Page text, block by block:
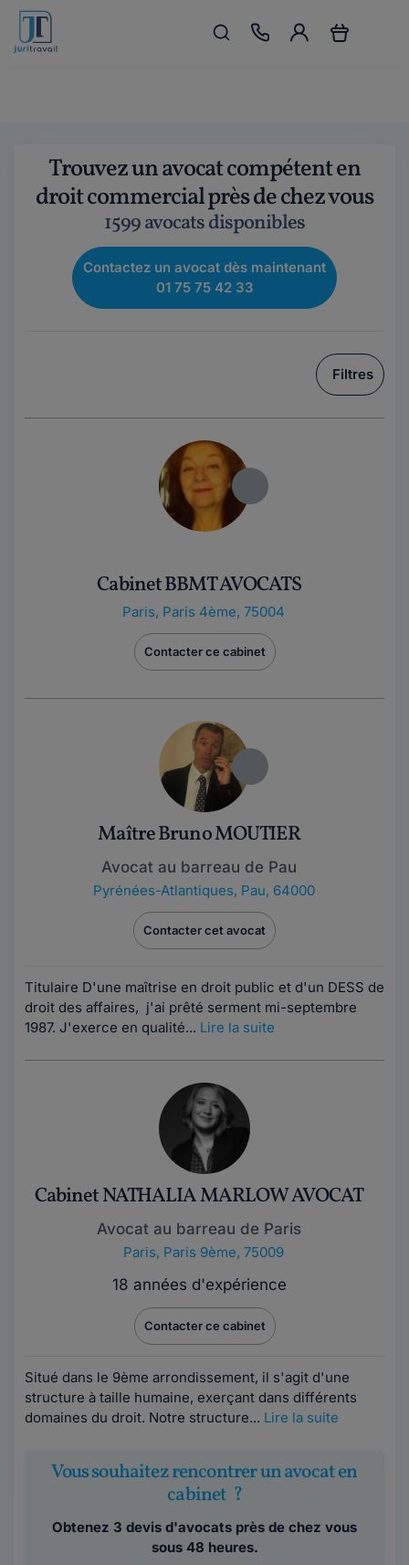
Trouvez un avocat compétent en
droit commercial près de chez vous
1599 avocats disponibles
Contactez un avocat dès maintenant
01 75 75 42 33
Filtres
Cabinet BBMT AVOCATS
Paris, Paris 4ème, 75004
Contacter ce cabinet
Maître Bruno MOUTIER
Avocat au barreau de Pau
Pyrénées-Atlantiques, Pau, 64000
Contacter cet avocat
Titulaire D'une maîtrise en droit public et d'un DESS de
droit des affaires, j'ai prêté serment mi-septembre
1987. J'exerce en qualité... Lire la suite
Cabinet NATHALIA MARLOW AVOCAT
Avocat au barreau de Paris
Paris, Paris 9ème, 75009
18 années d'expérience
Contacter ce cabinet
Situé dans le 9ème arrondissement, il s'agit d'une
structure à taille humaine, exerçant dans différents
domaines du droit. Notre structure... Lire la suite
Vous souhaitez rencontrer un avocat en
cabinet ?
Obtenez 3 devis d'avocats près de chez vous
sous 48 heures.